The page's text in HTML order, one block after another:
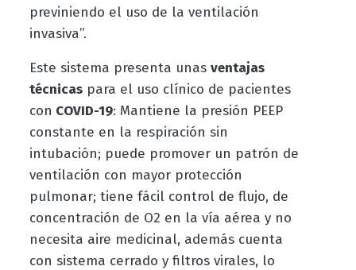
previniendo el uso de la ventilación
invasiva”.
Este sistema presenta unas ventajas
técnicaspara el uso clínico de pacientes
con COVID-19: Mantiene la presión PEEP
constante en la respiración sin
intubación; puede promover un patrón de
ventilación con mayor protección
pulmonar; tiene fácil control de flujo, de
concentración de O2 en la vía aérea y no
necesita aire medicinal, además cuenta
con sistema cerrado y filtros virales, lo